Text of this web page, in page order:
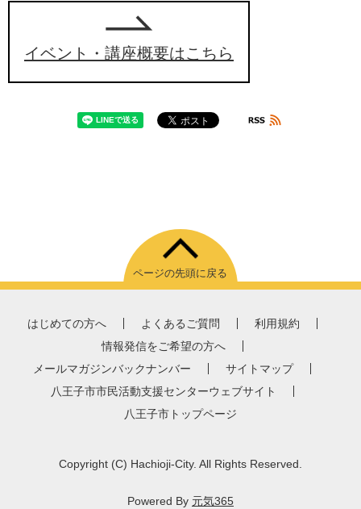
イベント・講座概要はこちら
ページの先頭に戻る
はじめての方へ よくあるご質問
利用規約
情報発信をご希望の方へ
メールマガジンバックナンバー
サイトマップ
八王子市市民活動支援センターウェブサイト
八王子市トップページ
Copyright (C) Hachioji-City. All Rights Reserved.
Powered By 元気365